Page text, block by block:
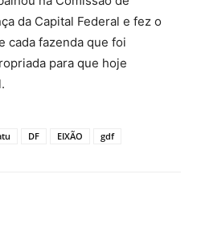
da Capital Federal e fez o
cada fazenda que foi
para que hoje
DF EIXÃO gdf